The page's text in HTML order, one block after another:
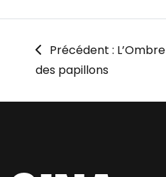
Précédent : L’Ombre
des papillons